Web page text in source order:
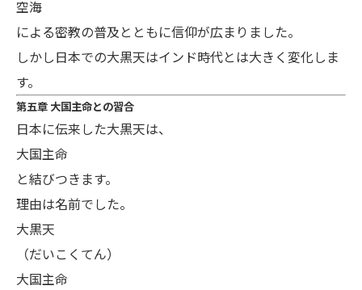
空海
による密教の普及とともに信仰が広まりました。
しかし日本での大黒天はインド時代とは大きく変化しま
す。
第五章 大国主命との習合
日本に伝来した大黒天は、
大国主命
と結びつきます。
理由は名前でした。
大黒天
（だいこくてん）
大国主命